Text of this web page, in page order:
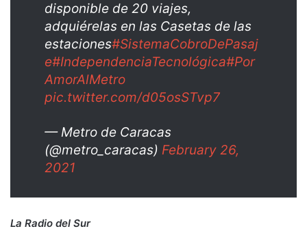
disponible de 20 viajes,
adquiérelas en las Casetas de las
estaciones#SistemaCobroDePasaj
e#IndependenciaTecnológica#Por
AmorAlMetro
pic.twitter.com/d05osSTvp7
— Metro de Caracas
(@metro_caracas) February 26,
2021
La Radio del Sur